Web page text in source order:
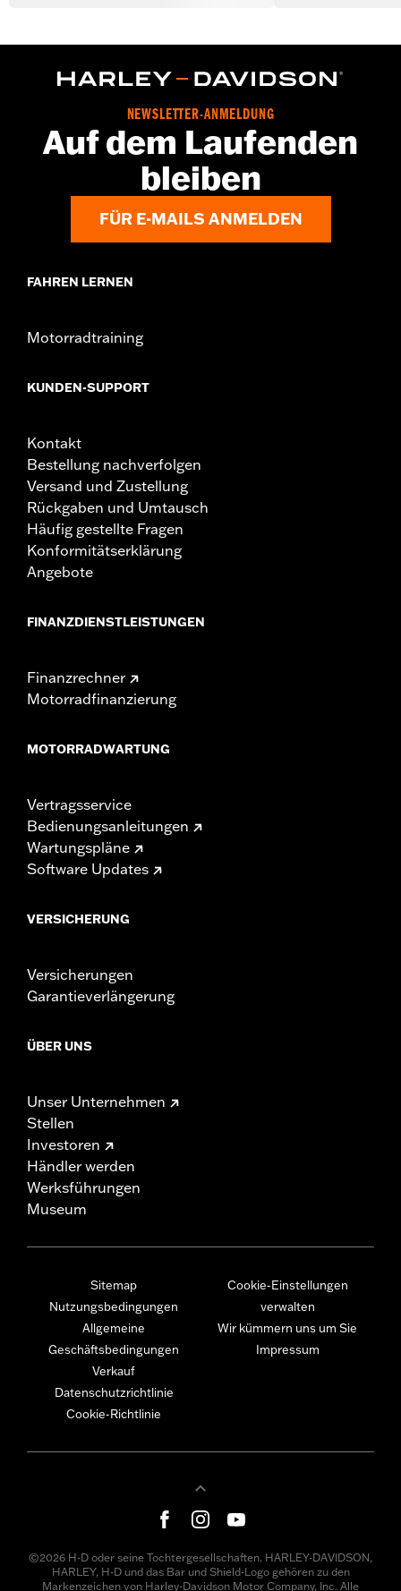
NEWSLETTER-ANMELDUNG
Auf dem Laufenden
bleiben
FÜR E-MAILS ANMELDEN
FAHREN LERNEN
Motorradtraining
KUNDEN-SUPPORT
Kontakt
Bestellung nachverfolgen
Versand und Zustellung
Rückgaben und Umtausch
Häufig gestellte Fragen
Konformitätserklärung
Angebote
FINANZDIENSTLEISTUNGEN
Finanzrechner
Motorradfinanzierung
MOTORRADWARTUNG
Vertragsservice
Bedienungsanleitungen
Wartungspläne
Software Updates
VERSICHERUNG
Versicherungen
Garantieverlängerung
ÜBER UNS
Unser Unternehmen
Stellen
Investoren
Händler werden
Werksführungen
Museum
Sitemap
Nutzungsbedingungen
Allgemeine
Geschäftsbedingungen
Verkauf
Datenschutzrichtlinie
Cookie-Richtlinie
Cookie-Einstellungen
verwalten
Wir kümmern uns um Sie
Impressum
©2026 H-D oder seine Tochtergesellschaften. HARLEY-DAVIDSON,
HARLEY, H-D und das Bar und Shield-Logo gehören zu den
Markenzeichen von Harley-Davidson Motor Company, Inc. Alle